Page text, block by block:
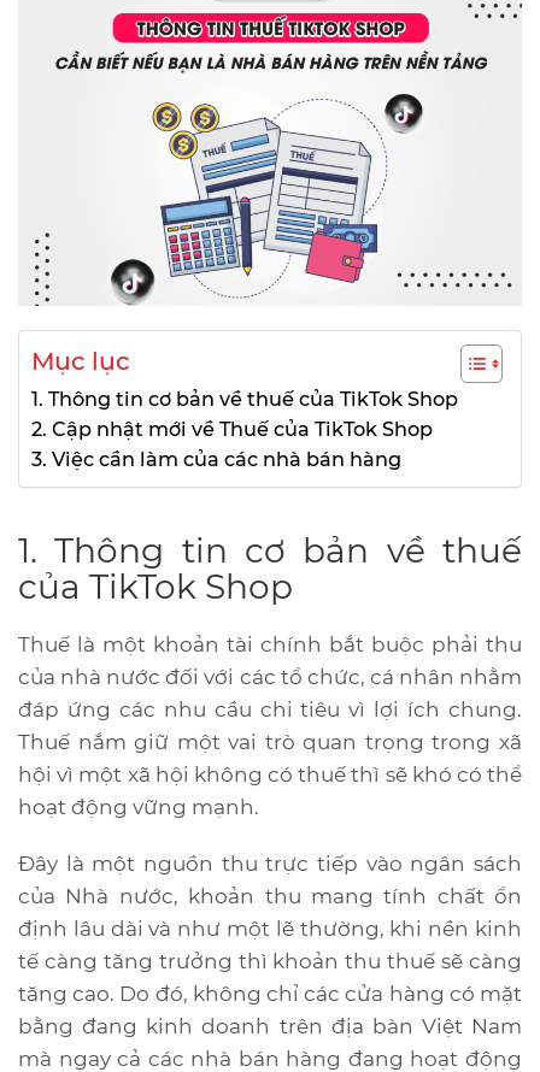
Mục lục
1. Thông tin cơ bản về thuế của TikTok Shop
2. Cập nhật mới về Thuế của TikTok Shop
3. Việc cần làm của các nhà bán hàng
1. Thông tin cơ bản về thuế
của TikTok Shop
Thuế là một khoản tài chính bắt buộc phải thu
của nhà nước đối với các tổ chức, cá nhân nhằm
đáp ứng các nhu cầu chi tiêu vì lợi ích chung.
Thuế nắm giữ một vai trò quan trọng trong xã
hội vì một xã hội không có thuế thì sẽ khó có thể
hoạt động vững mạnh.
Đây là một nguồn thu trực tiếp vào ngân sách
của Nhà nước, khoản thu mang tính chất ổn
định lâu dài và như một lẽ thường, khi nền kinh
tế càng tăng trưởng thì khoản thu thuế sẽ càng
tăng cao. Do đó, không chỉ các cửa hàng có mặt
bằng đang kinh doanh trên địa bàn Việt Nam
mà ngay cả các nhà bán hàng đang hoạt động